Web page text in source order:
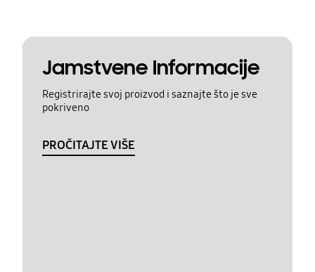
Jamstvene Informacije
Registrirajte svoj proizvod i saznajte što je sve
pokriveno
PROČITAJTE VIŠE